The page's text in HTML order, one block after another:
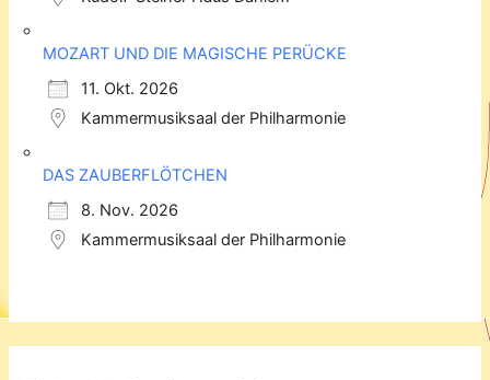
MOZART UND DIE MAGISCHE PERÜCKE
11. Okt. 2026
Kammermusiksaal der Philharmonie
DAS ZAUBERFLÖTCHEN
8. Nov. 2026
Kammermusiksaal der Philharmonie